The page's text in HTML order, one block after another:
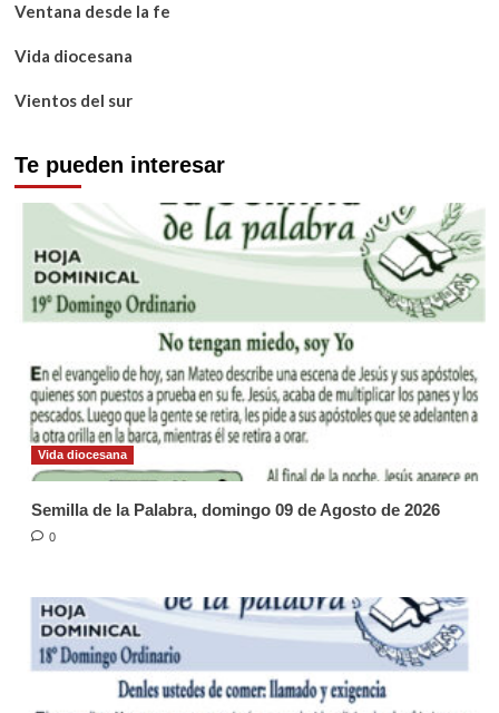
Ventana desde la fe
Vida diocesana
Vientos del sur
Te pueden interesar
Vida diocesana
Semilla de la Palabra, domingo 09 de Agosto de 2026
0